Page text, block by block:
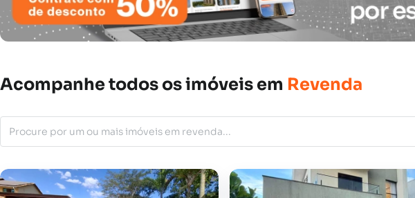
Acompanhetodos osimóveis em Revenda